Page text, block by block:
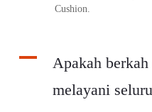
Cushion.
A
Apakah
melayani